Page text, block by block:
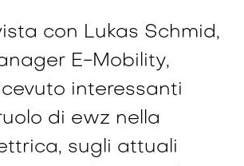
con Lukas Schmid,
E-Mobility,
interessanti
di ewz nella
sugli attuali